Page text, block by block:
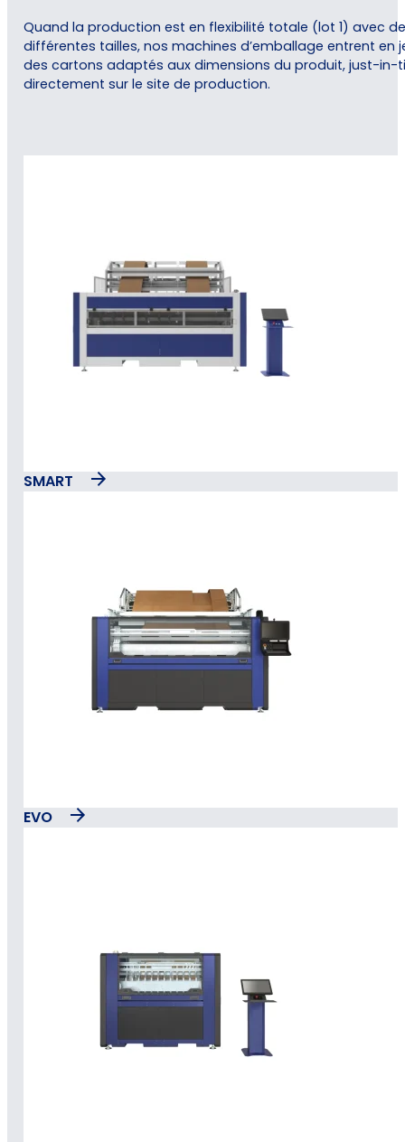
Quand la production est en flexibilité totale (lot 1) avec
différentes tailles, nos machines d’emballage entrent en
des cartons adaptés aux dimensions du produit, just-in-
directement sur le site de production.
SMART
EVO